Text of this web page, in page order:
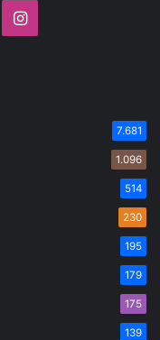
Instagram
7.681
1.096
514
230
195
179
175
139